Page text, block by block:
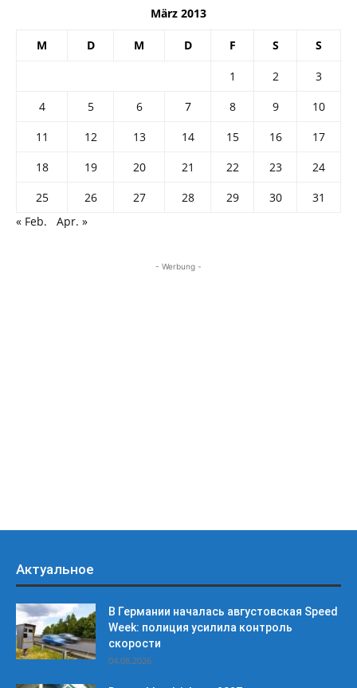
März 2013
M D M D F S S
1 2
3
4
5 6 7 8 9
10
11
12 13 14 15 16
17
18
19 20 21 22 23
24
25
26 27 28 29 30
31
« Feb.
Apr. »
- Werbung -
Актуальное
В Германии началась августовская Speed
Week: полиция усилила контроль
скорости
04.08.2026